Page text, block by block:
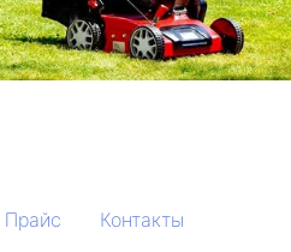
Прайс Контакты